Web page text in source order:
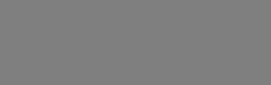
un signal pour relancer la